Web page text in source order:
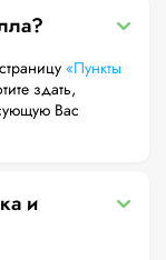
«Пункты
здать,
и